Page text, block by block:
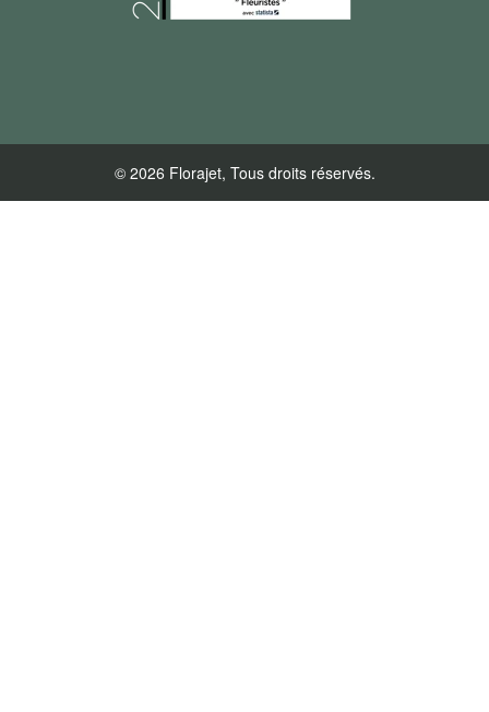
© 2026 Florajet, Tous droits réservés.